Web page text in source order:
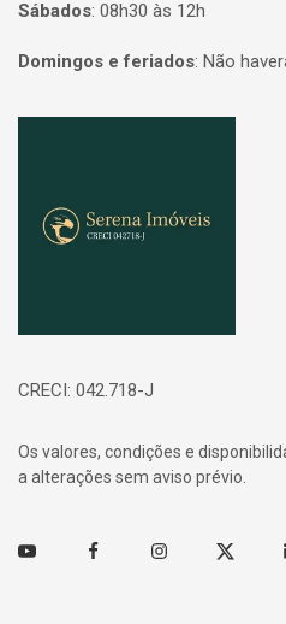
Sábados: 08h30 às 12h
Domingos e feriados: Não
CRECI: 042.718-J
Os valores, condições e
a alterações sem aviso prévio.
Youtube FacebookInstagramTwitter